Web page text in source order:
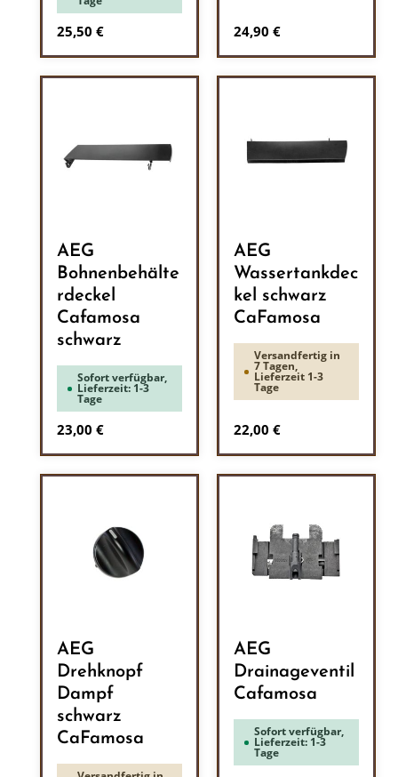
Regulärer Preis:
25,50 € Regulärer Preis:
24,90 €
AEG
Bohnenbehälte
rdeckel
Cafamosa
schwarz
Sofort verfügbar,
Lieferzeit: 1-3
Tage
Regulärer Preis:
23,00 €
AEG
Wassertankdec
kel schwarz
CaFamosa
Versandfertig in
7 Tagen,
Lieferzeit 1-3
Tage
Regulärer Preis:
22,00 €
AEG
Drehknopf
Dampf
schwarz
CaFamosa
AEG
Drainageventil
Cafamosa
Sofort verfügbar,
Lieferzeit: 1-3
Tage